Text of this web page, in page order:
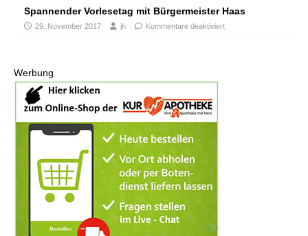
Spannender Vorlesetag mit Bürgermeister Haas
29. November 2017 jh Kommentare deaktiviert
Werbung